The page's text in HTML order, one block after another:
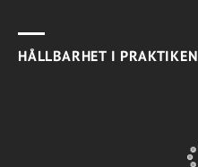
HÅLLBARHET I PRAKTIKEN